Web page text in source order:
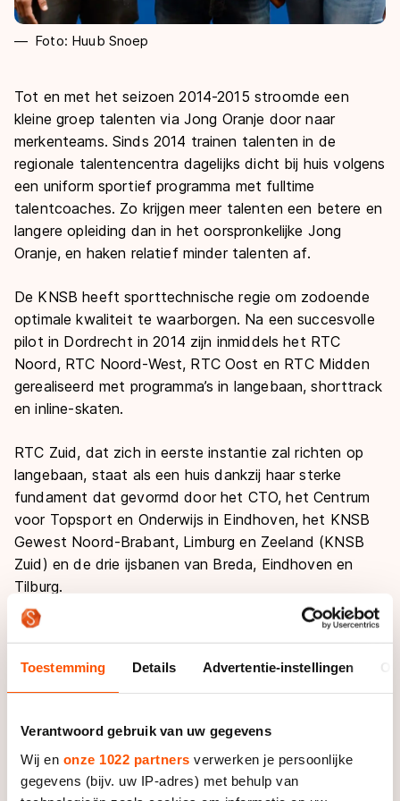
Toestemming Details Advertentie-instellingen
Verantwoord gebruik van uw gegevens
Wij en onze 1022 partners verwerken je persoonlijke
gegevens (bijv. uw IP-adres) met behulp van
Foto: Huub Snoep
Tot en met het seizoen 2014-2015 stroomde een
kleine groep talenten via Jong Oranje door naar
merkenteams. Sinds 2014 trainen talenten in de
regionale talentencentra dagelijks dicht bij huis volgens
een uniform sportief programma met fulltime
talentcoaches. Zo krijgen meer talenten een betere en
langere opleiding dan in het oorspronkelijke Jong
Oranje, en haken relatief minder talenten af.
De KNSB heeft sporttechnische regie om zodoende
optimale kwaliteit te waarborgen. Na een succesvolle
pilot in Dordrecht in 2014 zijn inmiddels het RTC
Noord, RTC Noord-West, RTC Oost en RTC Midden
gerealiseerd met programma’s in langebaan, shorttrack
en inline-skaten.
RTC Zuid, dat zich in eerste instantie zal richten op
langebaan, staat als een huis dankzij haar sterke
fundament dat gevormd door het CTO, het Centrum
voor Topsport en Onderwijs in Eindhoven, het KNSB
Gewest Noord-Brabant, Limburg en Zeeland (KNSB
Zuid) en de drie ijsbanen van Breda, Eindhoven en
Tilburg.
Het CTO levert de beste, professionele
Gewest zorgt met drie baanselecties in Breda,
Eindhoven en Tilburg voor de kraamkamer van het
van jeugdig schaatstalent dat naar de top wil.
Ad den Otter, voorzitter RTC Zuid:“RTC Zuid is uniek